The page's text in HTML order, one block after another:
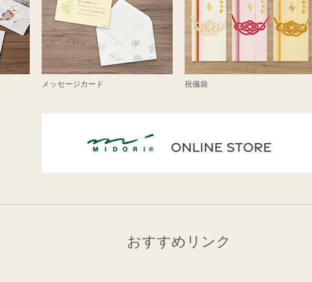
メッセージカード 祝儀袋
おすすめリンク